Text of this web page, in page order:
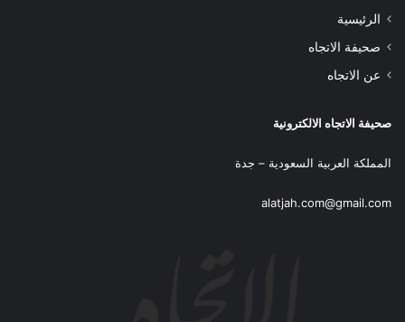
الرئيسية
صحيفة الاتجاه
عن الاتجاه
صحيفة الاتجاه الالكترونية
المملكة العربية السعودية – جدة
alatjah.com@gmail.com